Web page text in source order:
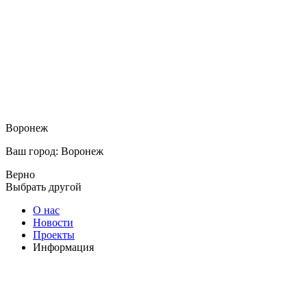
Воронеж
Ваш город: Воронеж
Верно
Выбрать другой
О нас
Новости
Проекты
Информация